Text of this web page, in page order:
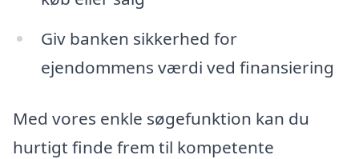
Giv banken sikkerhed for
ejendommens værdi ved finansiering
Med vores enkle søgefunktion kan du
hurtigt finde frem til kompetente